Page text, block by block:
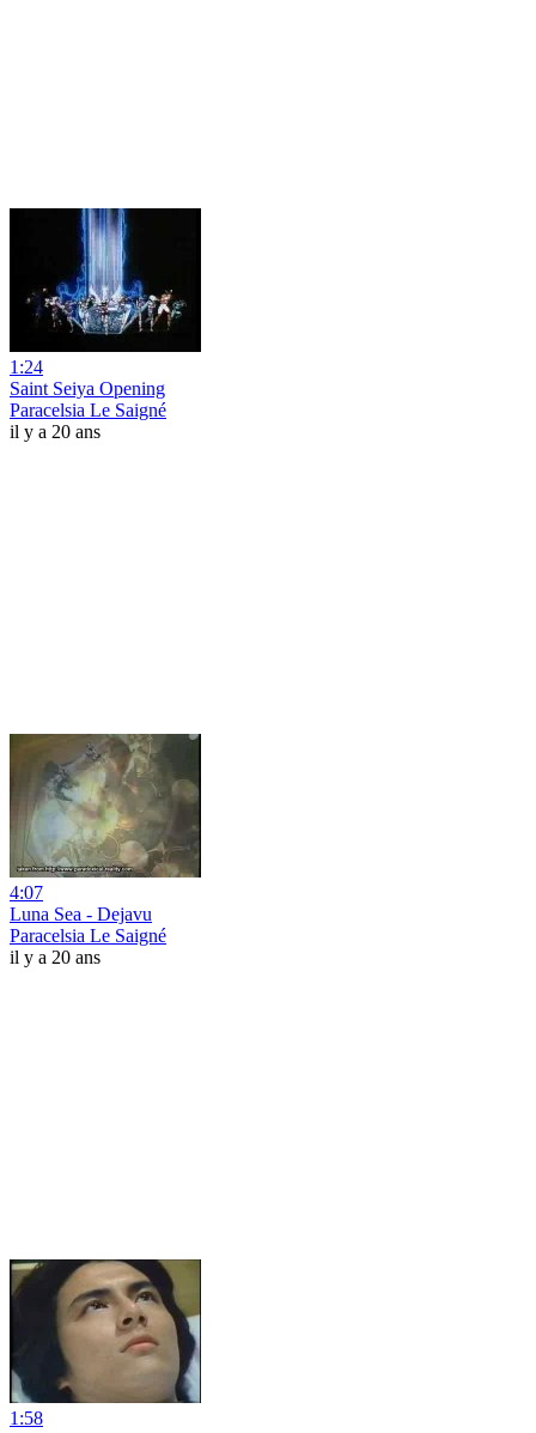
1:24
Saint Seiya Opening
Paracelsia Le Saigné
il y a 20 ans
4:07
Luna Sea - Dejavu
Paracelsia Le Saigné
il y a 20 ans
1:58